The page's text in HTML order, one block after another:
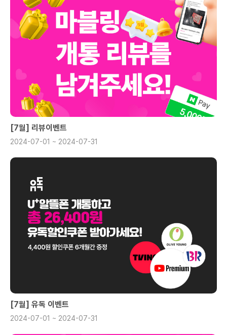
[7월] 리뷰이벤트
2024-07-01 ~ 2024-07-31
[7월] 유독 이벤트
2024-07-01 ~ 2024-07-31